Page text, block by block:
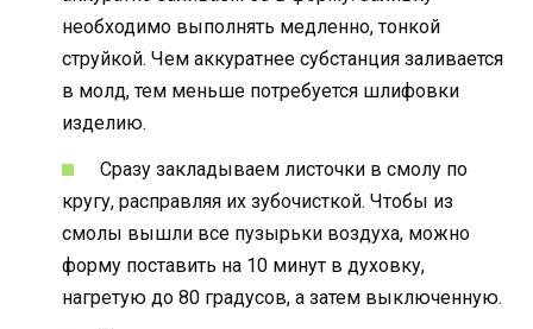
необходимо выполнять медленно, тонкой
струйкой. Чем аккуратнее субстанция заливается
в молд, тем меньше потребуется шлифовки
изделию.
Сразу закладываем листочки в смолу по
кругу, расправляя их зубочисткой. Чтобы из
смолы вышли все пузырьки воздуха, можно
форму поставить на 10 минут в духовку,
нагретую до 80 градусов, а затем выключенную.